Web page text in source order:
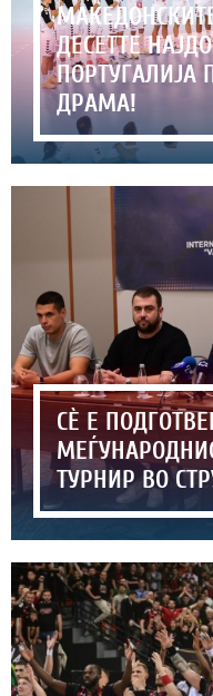
ДЕСЕТТЕ
ПОРТУГАЛИЈА
ДРАМА!
СЀ Е
ТУРНИР ВО